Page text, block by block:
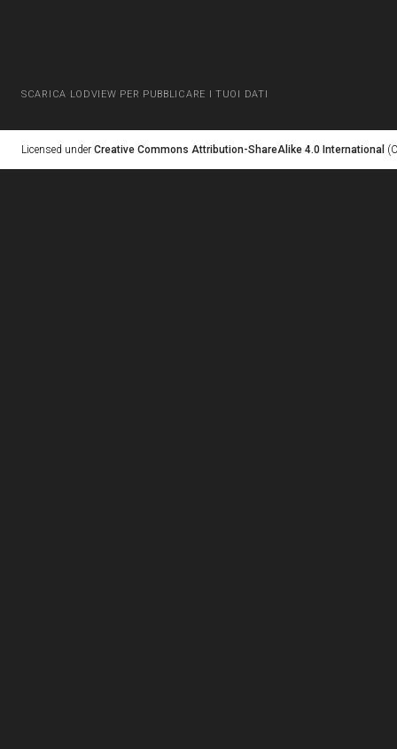
SCARICA LODVIEW PER PUBBLICARE I TUOI DATI
Licensed under Creative Commons Attribution-ShareAlike 4.0 International